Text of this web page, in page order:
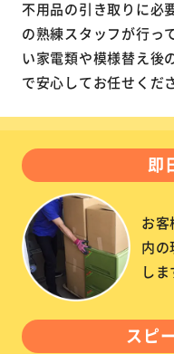
不用品の引き取りに必
の熟練スタッフが行っ
い家電類や模様替え後
で安心してお任せくだ
即
お
内
しま
スピ